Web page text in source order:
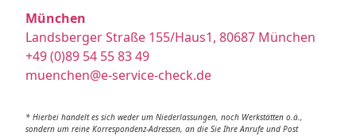
München
Landsberger Straße 155/Haus1, 80687 München
+49 (0)89 54 55 83 49
muenchen@e-service-check.de
* Hierbei handelt es sich weder um Niederlassungen, noch Werkstätten o.ä.,
sondern um reine Korrespondenz-Adressen, an die Sie Ihre Anrufe und Post